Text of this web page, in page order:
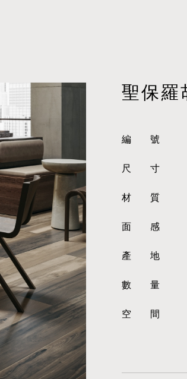
聖保羅
編號
尺寸
材質
面感
產地
數量
空間